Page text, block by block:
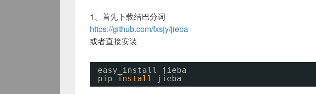
1、首先下载结巴分词
https://github.com/fxsjy/jieba
或者直接安装
easy_install jieba
pip install jieba